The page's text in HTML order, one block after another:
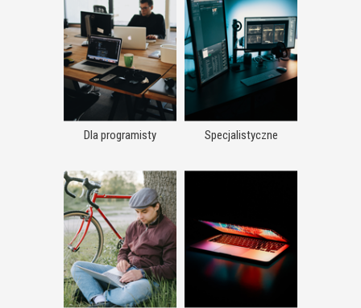
Dla programisty Specjalistyczne